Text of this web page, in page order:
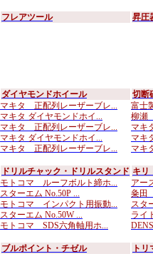
フレアツール 昇圧
ダイヤモンドホイール
マキタ 正配列レーザーブレ...
マキタ ダイヤモンドホイ...
マキタ 正配列レーザーブレ...
マキタ ダイヤモンドホイ...
マキタ 正配列レーザーブレ...
切断
富士
柳瀬
マキ
マキ
マキ
ドリルチャック・ドリルスタンド
モトコマ ルーフボルト締ホ...
スターエム No.50P ...
モトコマ インパクト用振動...
スターエム No.50W ...
モトコマ SDS六角軸用ホ...
キリ
アー
粂田
スタ
ライ
ブルポイント・チゼル
ト